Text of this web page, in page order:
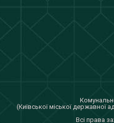
(Київської міської державної
Всi права